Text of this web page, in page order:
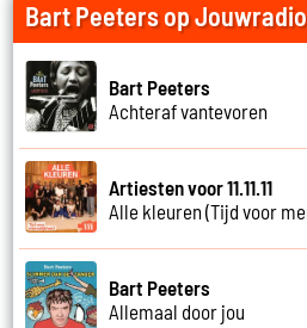
Bart Peeters op Jouwradio
Bart Peeters
Achteraf vantevoren
Artiesten voor 11.11.11
Alle kleuren (Tijd voor
Bart Peeters
Allemaal door jou